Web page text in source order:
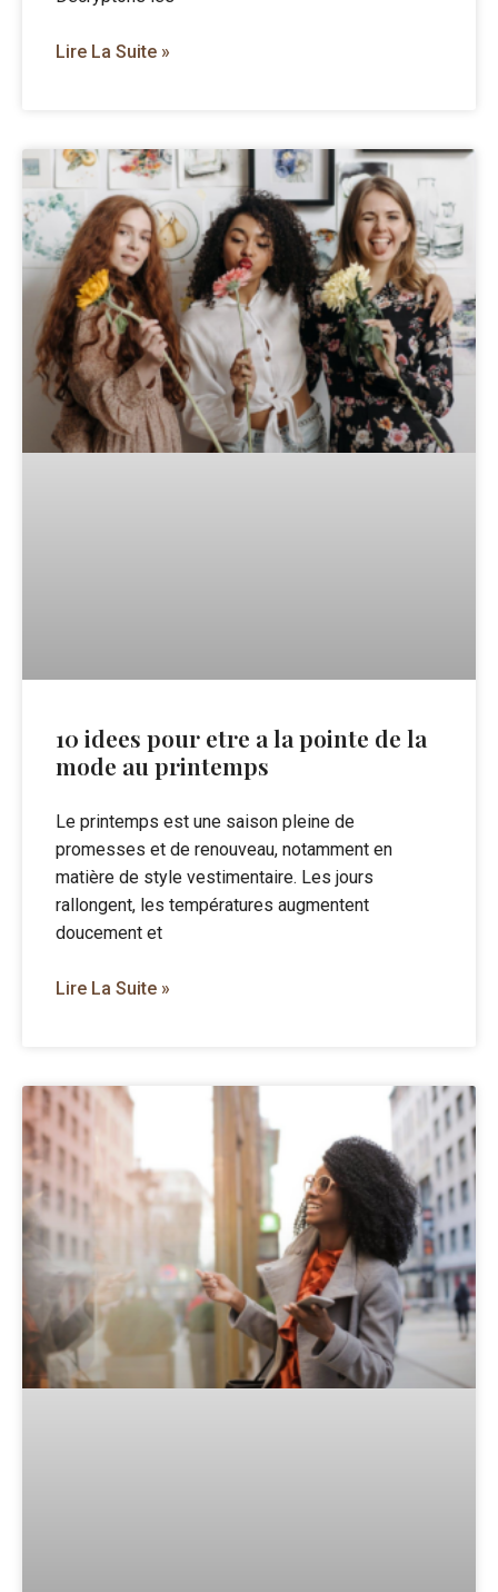
Lire La Suite »
10 idees pour etre a la pointe de la
mode au printemps
Le printemps est une saison pleine de
promesses et de renouveau, notamment en
matière de style vestimentaire. Les jours
rallongent, les températures augmentent
doucement et
Lire La Suite »